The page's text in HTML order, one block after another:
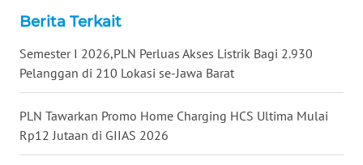
Berita Terkait
Semester I 2026,PLN Perluas Akses Listrik Bagi 2.930
Pelanggan di 210 Lokasi se-Jawa Barat
PLN Tawarkan Promo Home Charging HCS Ultima Mulai
Rp12 Jutaan di GIIAS 2026
WN
SELATAN
WN
TANJUNG
LESUNG